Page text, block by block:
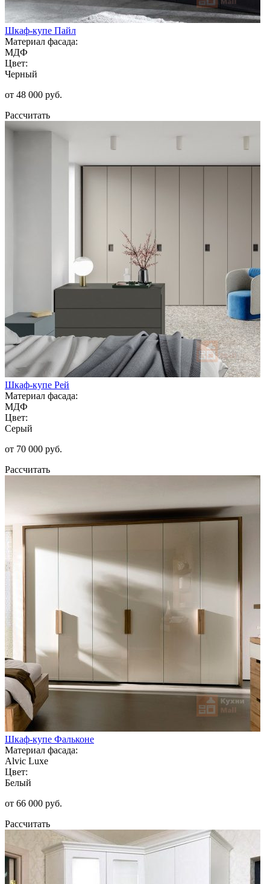
Шкаф-купе Пайл
Материал фасада:
МДФ
Цвет:
Черный
от 48 000 руб.
Рассчитать
Шкаф-купе Рей
Материал фасада:
МДФ
Цвет:
Серый
от 70 000 руб.
Рассчитать
Шкаф-купе Фальконе
Материал фасада:
Alvic Luxe
Цвет:
Белый
от 66 000 руб.
Рассчитать